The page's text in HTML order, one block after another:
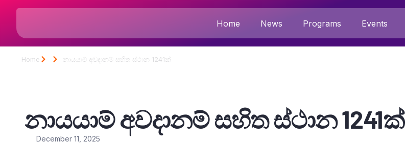
Home News Programs Events
Home නායයාම් අවදානම් සහිත ස්ථාන 1241ක්
නායයාම් අවදානම් සහිත ස්ථාන 1241ක්
December 11, 2025